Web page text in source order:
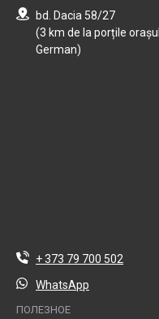
bd. Dacia 58/27
(3 km de la porțile
German)
+ 373 79 700 502
WhatsApp
ПОЛЕЗНОЕ